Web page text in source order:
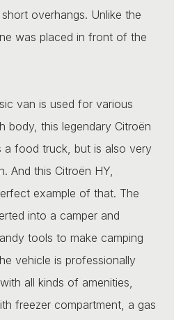
overhangs. Unlike the
was placed in front of the
van is used for various
body, this legendary Citroën
a food truck, but is also very
And this Citroën HY,
example of that. The
into a camper and
tools to make camping
vehicle is professionally
all kinds of amenities,
freezer compartment, a gas